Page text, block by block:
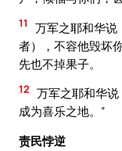
11
万军之耶和华说
者），不容他毁坏
先也不掉果子。
12 万军之耶和华
成为喜乐之地。”
责民悖逆